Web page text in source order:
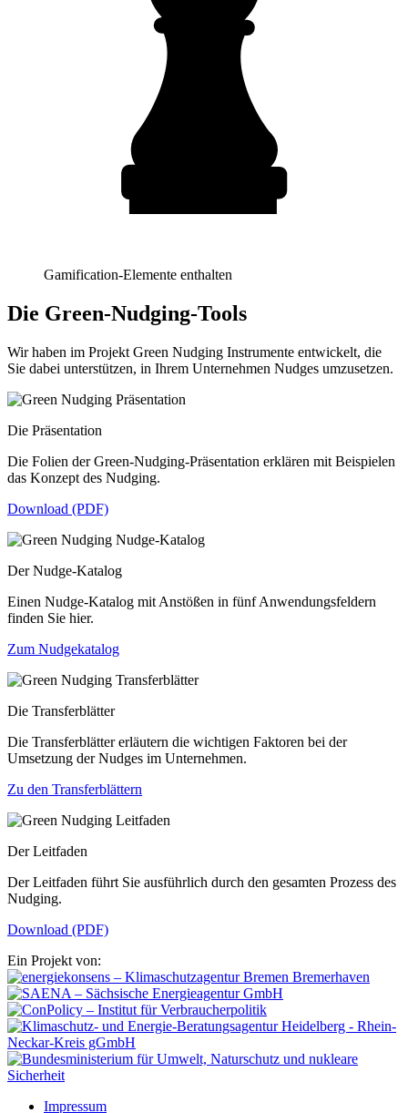
Gamification-Elemente enthalten
Die Green-Nudging-Tools
Wir haben im Projekt Green Nudging Instrumente entwickelt, die
Sie dabei unterstützen, in Ihrem Unternehmen Nudges umzusetzen.
Die Präsentation
Die Folien der Green-Nudging-Präsentation erklären mit Beispielen
das Konzept des Nudging.
Download (PDF)
Der Nudge-Katalog
Einen Nudge-Katalog mit Anstößen in fünf Anwendungsfeldern
finden Sie hier.
Zum Nudgekatalog
Die Transferblätter
Die Transferblätter erläutern die wichtigen Faktoren bei der
Umsetzung der Nudges im Unternehmen.
Zu den Transferblättern
Der Leitfaden
Der Leitfaden führt Sie ausführlich durch den gesamten Prozess des
Nudging.
Download (PDF)
Ein Projekt von:
Impressum